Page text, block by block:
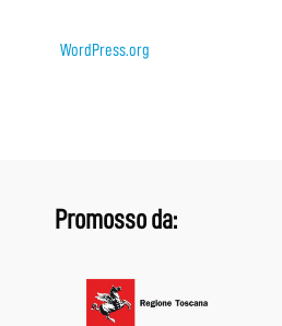
WordPress.org
Promosso da: